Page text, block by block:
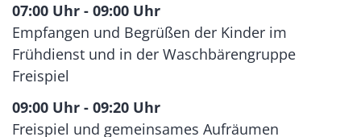
07:00 Uhr - 09:00 Uhr
Empfangen und Begrüßen der Kinder im
Frühdienst und in der Waschbärengruppe
Freispiel
09:00 Uhr - 09:20 Uhr
Freispiel und gemeinsames Aufräumen